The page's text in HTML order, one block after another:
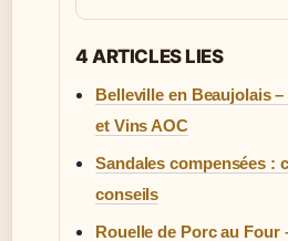
4 ARTICLES LIES
Belleville en Beaujolais
et Vins AOC
Sandales compensées :
conseils
Rouelle de Porc au Four